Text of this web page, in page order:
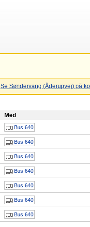
Se Søndervang (Åderupvej) på
Med
Bus 640
Bus 640
Bus 640
Bus 640
Bus 640
Bus 640
Bus 640